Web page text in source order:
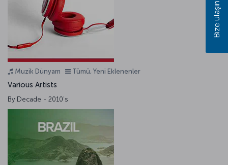
Muzik Dünyam Tümü, Yeni Eklenenler
Various Artists
By Decade - 2010's
Bize ulaşın